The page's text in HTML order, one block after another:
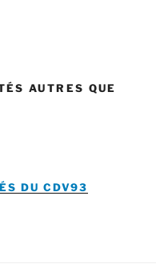
AUTRES QUE
DU CDV93